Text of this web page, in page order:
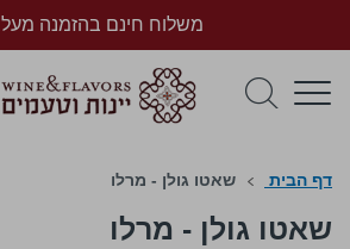
משלוח חינם בהזמנה מעל 499
דף הבית שאטו גולן - מרלו
שאטו גולן - מרלו